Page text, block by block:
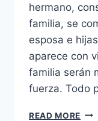
hermano,
familia, se
esposa e
aparece con
familia serán
fuerza. Todo
READ MORE